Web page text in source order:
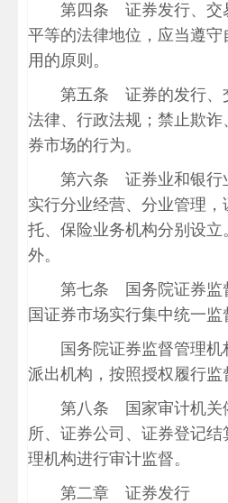
第四条 证券发行、交
平等的法律地位，应当遵
用的原则。
第五条 证券的发行、
法律、行政法规；禁止欺
券市场的行为。
第六条 证券业和银行
实行分业经营、分业管理
托、保险业务机构分别设
外。
第七条 国务院证券监
国证券市场实行集中统一监
国务院证券监督管理
派出机构，按照授权履行监
第八条 国家审计机关
所、证券公司、证券登记
理机构进行审计监督。
第二章 证券发行